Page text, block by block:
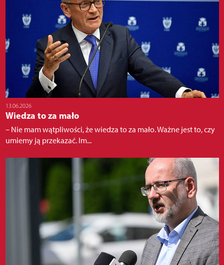
13.06.2026
Wiedza to za mało
– Nie mam wątpliwości, że wiedza to za mało. Ważne jest to, czy
umiemy ją przekazać. Im...